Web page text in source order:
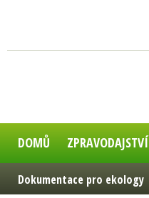
DOMŮ ZPRAVODAJSTVÍ
Dokumentace pro ekology